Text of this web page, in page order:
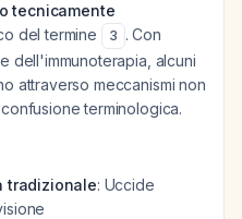
tecnicamente
del termine 3 . Con
dell'immunoterapia, alcuni
attraverso meccanismi non
terminologica.
tradizionale: Uccide